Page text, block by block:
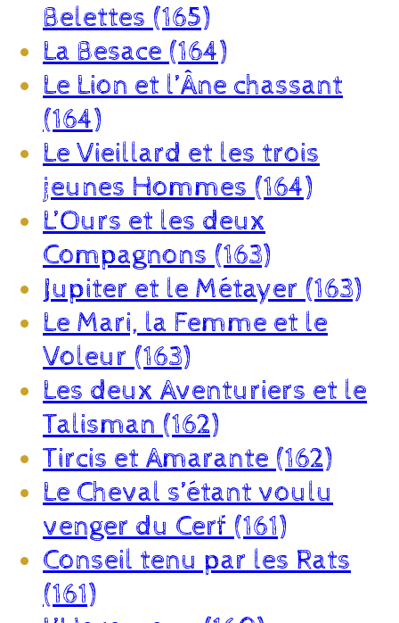
Belettes (165)
La Besace (164)
Le Lion et l’Âne chassant
(164)
Le Vieillard et les trois
jeunes Hommes (164)
L’Ours et les deux
Compagnons (163)
Jupiter et le Métayer (163)
Le Mari, la Femme et le
Voleur (163)
Les deux Aventuriers et le
Talisman (162)
Tircis et Amarante (162)
Le Cheval s’étant voulu
venger du Cerf (161)
Conseil tenu par les Rats
(161)